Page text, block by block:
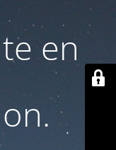
en